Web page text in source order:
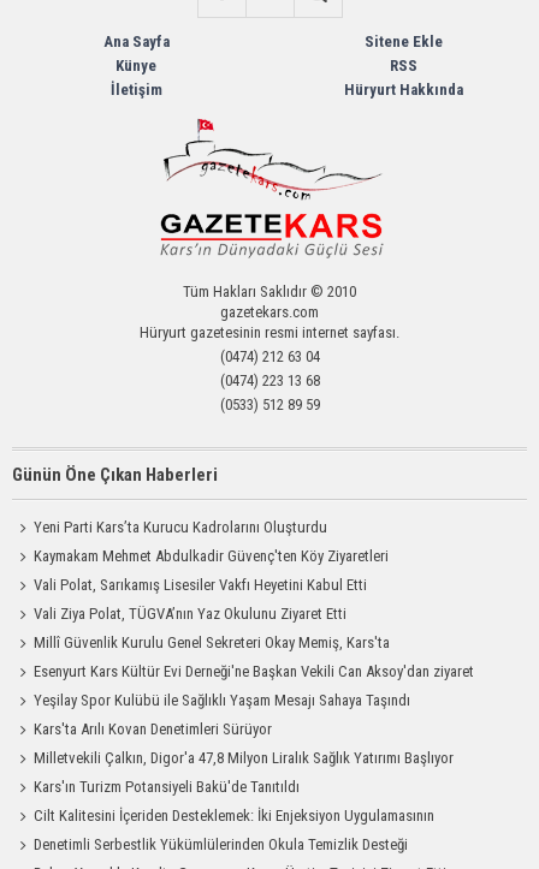
Ana Sayfa
Künye
İletişim
Sitene Ekle
RSS
Hüryurt Hakkında
Tüm Hakları Saklıdır © 2010
gazetekars.com
Hüryurt gazetesinin resmi internet sayfası.
(0474) 212 63 04
(0474) 223 13 68
(0533) 512 89 59
Günün Öne Çıkan Haberleri
Yeni Parti Kars’ta Kurucu Kadrolarını Oluşturdu
Kaymakam Mehmet Abdulkadir Güvenç'ten Köy Ziyaretleri
Vali Polat, Sarıkamış Lisesiler Vakfı Heyetini Kabul Etti
Vali Ziya Polat, TÜGVA’nın Yaz Okulunu Ziyaret Etti
Millî Güvenlik Kurulu Genel Sekreteri Okay Memiş, Kars'ta
Esenyurt Kars Kültür Evi Derneği'ne Başkan Vekili Can Aksoy'dan ziyaret
Yeşilay Spor Kulübü ile Sağlıklı Yaşam Mesajı Sahaya Taşındı
Kars'ta Arılı Kovan Denetimleri Sürüyor
Milletvekili Çalkın, Digor'a 47,8 Milyon Liralık Sağlık Yatırımı Başlıyor
Kars'ın Turizm Potansiyeli Bakü'de Tanıtıldı
Cilt Kalitesini İçeriden Desteklemek: İki Enjeksiyon Uygulamasının
Karşılaştırması
Denetimli Serbestlik Yükümlülerinden Okula Temizlik Desteği